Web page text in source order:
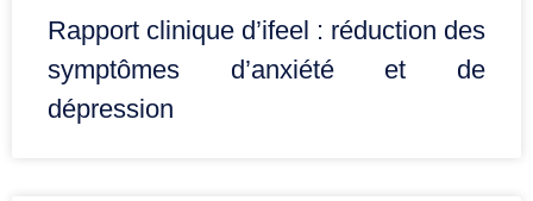
Rapport clinique d’ifeel : réduction des
symptômes d’anxiété et de
dépression